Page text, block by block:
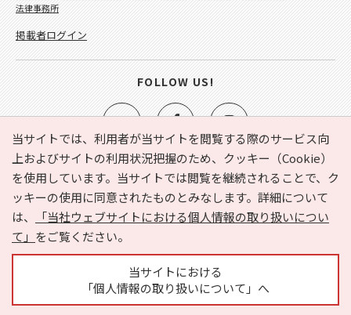
当サイトでは、利用者が当サイトを閲覧する際のサービス向
上およびサイトの利用状況把握のため、クッキー（Cookie）
を使用しています。当サイトでは閲覧を継続されることで、ク
ッキーの使用に同意されたものとみなします。詳細について
は、
「当社ウェブサイトにおける個人情報の取り扱いについ
て」 をご覧ください。
当サイトにおける
「個人情報の取り扱いについて」へ
e-NAVITA（イーナビタ）とは？ お気に入り
ヘルプ
利用規約
個人情報の取り扱いについて
運営会社
サイトマップ
広告掲載に関するお問い合わせ
法律事務所
掲載者ログイン
FOLLOW US!